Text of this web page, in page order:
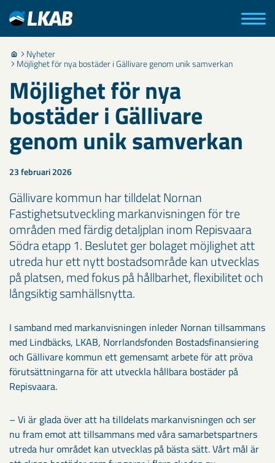
Nyheter
Möjlighet för nya bostäder i Gällivare genom unik samverkan
Möjlighet för nya
bostäder i Gällivare
genom unik samverkan
23 februari 2026
Gällivare kommun har tilldelat Nornan
Fastighetsutveckling markanvisningen för tre
områden med färdig detaljplan inom Repisvaara
Södra etapp 1. Beslutet ger bolaget möjlighet att
utreda hur ett nytt bostadsområde kan utvecklas
på platsen, med fokus på hållbarhet, flexibilitet och
långsiktig samhällsnytta.
I samband med markanvisningen inleder Nornan tillsammans
med Lindbäcks, LKAB, Norrlandsfonden Bostadsfinansiering
och Gällivare kommun ett gemensamt arbete för att pröva
förutsättningarna för att utveckla hållbara bostäder på
Repisvaara.
– Vi är glada över att ha tilldelats markanvisningen och ser
nu fram emot att tillsammans med våra samarbetspartners
utreda hur området kan utvecklas på bästa sätt. Vårt mål är